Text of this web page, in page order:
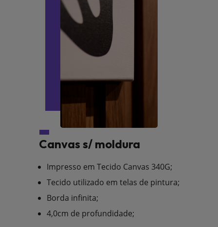
Canvas s/ moldura
Impresso em Tecido Canvas 340G;
Tecido utilizado em telas de pintura;
Borda infinita;
4,0cm de profundidade;